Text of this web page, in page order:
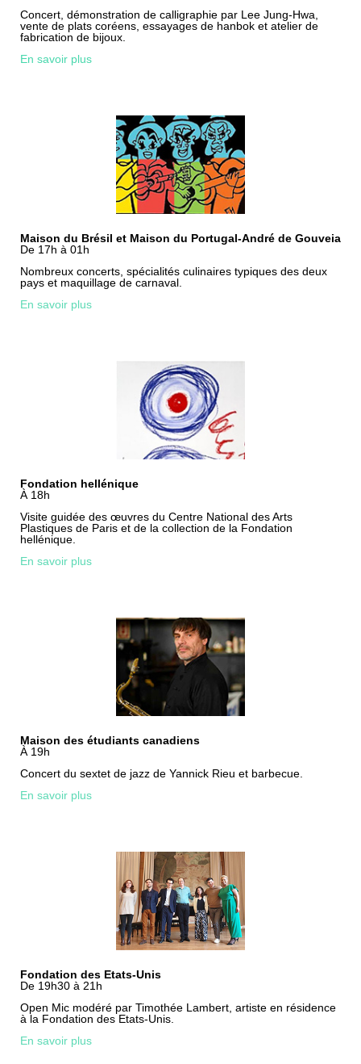
Concert, démonstration de calligraphie par Lee Jung-Hwa,
vente de plats coréens, essayages de hanbok et atelier de
fabrication de bijoux.
En savoir plus
Maison du Brésil et Maison du Portugal-André de Gouveia
De 17h à 01h
Nombreux concerts, spécialités culinaires typiques des deux
pays et maquillage de carnaval.
En savoir plus
Fondation hellénique
À 18h
Visite guidée des œuvres du Centre National des Arts
Plastiques de Paris et de la collection de la Fondation
hellénique.
En savoir plus
Maison des étudiants canadiens
À 19h
Concert du sextet de jazz de Yannick Rieu et barbecue.
En savoir plus
Fondation des Etats-Unis
De 19h30 à 21h
Open Mic modéré par Timothée Lambert, artiste en résidence
à la Fondation des Etats-Unis.
En savoir plus